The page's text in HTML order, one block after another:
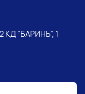
КД "БАРИНЪ", 1